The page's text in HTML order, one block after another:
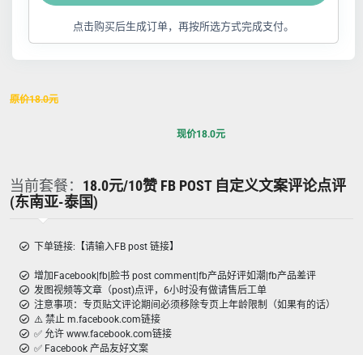
点击购买后生成订单，再按所选方式完成支付。
原价18.0元
现价18.0元
当前套餐： 18.0元/10赞 FB POST 自定义文案评论点评
(东南亚-泰国)
下单链接:【请输入FB post 链接】
增加Facebook|fb|脸书 post comment|fb产品好评如潮|fb产品差评
发图视频等文章（post)点评，6小时没有做请售后工单
注意事项：专页贴文评论期间必须移除专页上年龄限制（如果有的话）
⚠️ 禁止 m.facebook.com链接
✅ 允许 www.facebook.com链接
✅ Facebook 产品友好文案